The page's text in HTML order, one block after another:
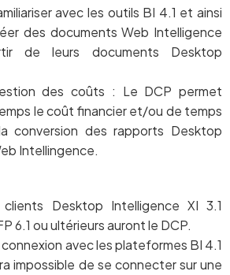
avec les outils BI 4.1 et ainsi
des documents Web Intelligence
de leurs documents Desktop
des coûts : Le DCP permet
le coût financier et/ou de temps
conversion des rapports Desktop
Intellingence.
Desktop Intelligence XI 3.1
6.1 ou ultérieurs auront le DCP.
avec les plateformes BI 4.1
impossible de se connecter sur une